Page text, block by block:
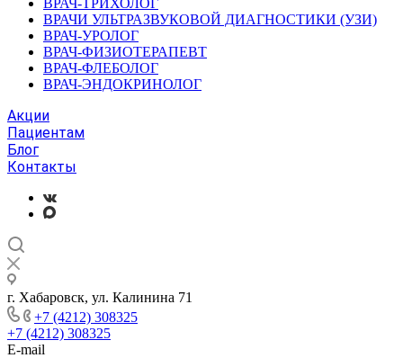
ВРАЧ-ТРИХОЛОГ
ВРАЧИ УЛЬТРАЗВУКОВОЙ ДИАГНОСТИКИ (УЗИ)
ВРАЧ-УРОЛОГ
ВРАЧ-ФИЗИОТЕРАПЕВТ
ВРАЧ-ФЛЕБОЛОГ
ВРАЧ-ЭНДОКРИНОЛОГ
Акции
Пациентам
Блог
Контакты
г. Хабаровск, ул. Калинина 71
+7 (4212) 308325
+7 (4212) 308325
E-mail